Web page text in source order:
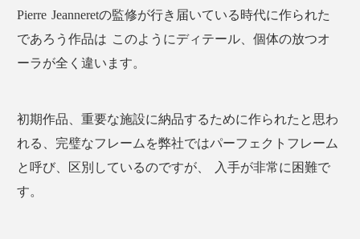
Pierre Jeanneretの監修が行き届いている時代に作られた
であろう作品は このようにディテール、個体の放つオ
ーラが全く違います。
初期作品、重要な施設に納品するために作られたと思わ
れる、完璧なフレームを弊社ではパーフェクトフレーム
と呼び、区別しているのですが、 入手が非常に困難で
す。